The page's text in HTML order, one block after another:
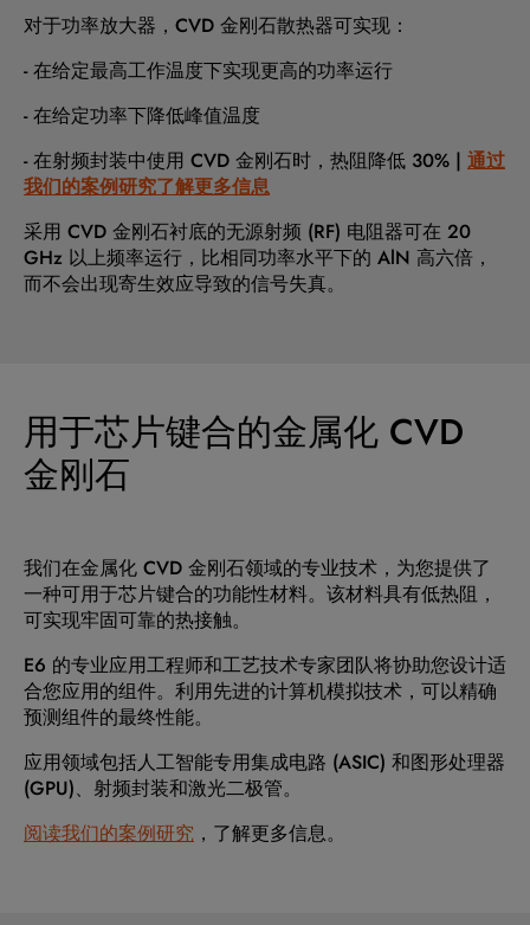
对于功率放大器，CVD 金刚石散热器可实现：
- 在给定最高工作温度下实现更高的功率运行
- 在给定功率下降低峰值温度
- 在射频封装中使用 CVD 金刚石时，热阻降低 30% | 通过
我们的案例研究了解更多信息
采用 CVD 金刚石衬底的无源射频 (RF) 电阻器可在 20
GHz 以上频率运行，比相同功率水平下的 AlN 高六倍，
而不会出现寄生效应导致的信号失真。
用于芯片键合的金属化 CVD
金刚石
我们在金属化 CVD 金刚石领域的专业技术，为您提供了
一种可用于芯片键合的功能性材料。该材料具有低热阻，
可实现牢固可靠的热接触。
E6 的专业应用工程师和工艺技术专家团队将协助您设计适
合您应用的组件。利用先进的计算机模拟技术，可以精确
预测组件的最终性能。
应用领域包括人工智能专用集成电路 (ASIC) 和图形处理器
(GPU)、射频封装和激光二极管。
阅读我们的案例研究 ，了解更多信息。